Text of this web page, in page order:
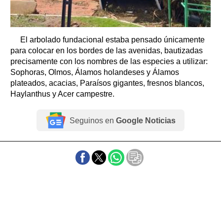
El arbolado fundacional estaba pensado únicamente
para colocar en los bordes de las avenidas, bautizadas
precisamente con los nombres de las especies a utilizar:
Sophoras, Olmos, Álamos holandeses y Álamos
plateados, acacias, Paraísos gigantes, fresnos blancos,
Haylanthus y Acer campestre.
Seguinos en Google Noticias